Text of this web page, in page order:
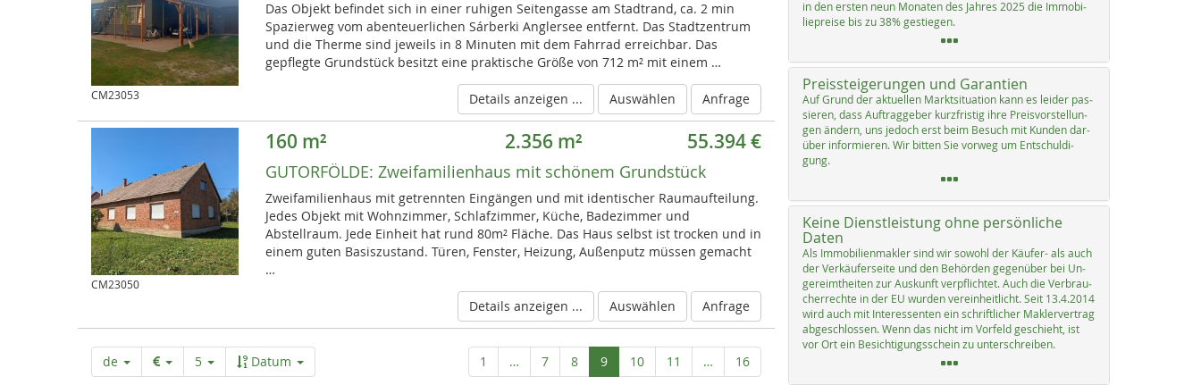
CM23053
Das Objekt befindet sich in einer ruhigen Seitengasse am Stadtrand, ca. 2 min
Spazierweg vom abenteuerlichen Sárberki Anglersee entfernt. Das Stadtzentrum
und die Therme sind jeweils in 8 Minuten mit dem Fahrrad erreichbar. Das
gepflegte Grundstück besitzt eine praktische Größe von 712 m² mit einem …
Details anzeigen ... Auswählen Anfrage
CM23050
160 m² 2.356 m² 55.394 €
GUTORFÖLDE: Zweifamilienhaus mit schönem Grundstück
Zweifamilienhaus mit getrennten Eingängen und mit identischer Raumaufteilung.
Jedes Objekt mit Wohnzimmer, Schlafzimmer, Küche, Badezimmer und
Abstellraum. Jede Einheit hat rund 80m² Fläche. Das Haus selbst ist trocken und in
einem guten Basiszustand. Türen, Fenster, Heizung, Außenputz müssen gemacht
…
Details anzeigen ... Auswählen Anfrage
1 … 7 8 9Aktuelle
Seite
10 11 … 16
de 5 Datum
in den ers­ten neun Mo­na­ten des Jah­res 2025 die Im­mo­bi­
lie­p­rei­se bis zu 38% ge­s­tie­gen.
Preissteigerungen und Garantien
Auf Grund der ak­tu­el­len Markt­si­tua­ti­on kann es lei­der pas­
sie­ren, dass Auf­trag­ge­ber kurz­fris­tig ih­re Preis­vor­stel­lun­
gen än­dern, uns je­doch erst beim Be­such mit Kun­den dar­
über in­for­mie­ren. Wir bit­ten Sie vor­weg um Ent­schul­di­
gung.
Keine Dienstleistung ohne persönliche
Daten
Als Im­mo­bi­li­en­mak­ler sind wir so­wohl der Käu­fer- als auch
der Ver­käu­fer­sei­te und den Be­hör­den ge­gen­über bei Un­
ge­reimt­hei­ten zur Aus­kunft verpf­lich­tet. Auch die Ver­brau­
cher­rech­te in der EU wur­den ve­r­ein­heit­licht. Seit 13.4.2014
wird auch mit In­ter­es­sen­ten ein schrift­li­cher Mak­ler­ver­trag
ab­ge­sch­los­sen. Wenn das nicht im Vor­feld ge­schieht, ist
vor Ort ein Be­sich­ti­gungs­schein zu un­ter­sch­rei­ben.